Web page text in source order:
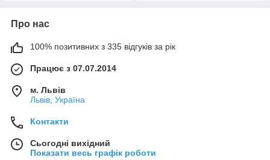
Про нас
100% позитивних з 335 відгуків за рік
Працює з 07.07.2014
м. Львів
Львів, Україна
Контакти
Сьогодні вихідний
Показати весь графік роботи